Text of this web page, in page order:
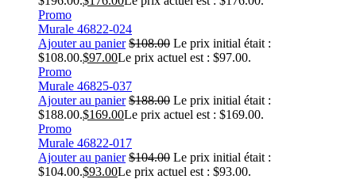
Promo
Murale 46822-024
Ajouter au panier $108.00 Le prix initial était :
$108.00.$97.00Le prix actuel est : $97.00.
Promo
Murale 46825-037
Ajouter au panier $188.00 Le prix initial était :
$188.00.$169.00Le prix actuel est : $169.00.
Promo
Murale 46822-017
Ajouter au panier $104.00 Le prix initial était :
$104.00.$93.00Le prix actuel est : $93.00.